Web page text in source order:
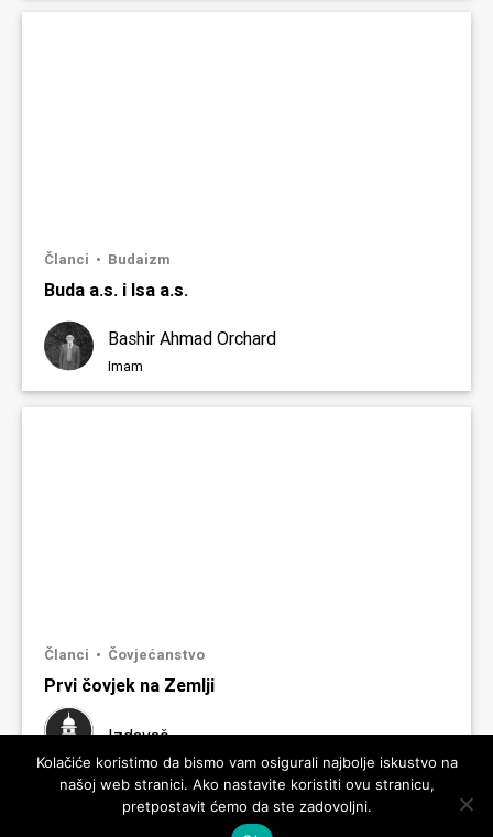
Članci Budaizm
Buda a.s. i Isa a.s.
Bashir Ahmad Orchard
Imam
Članci Čovjećanstvo
Prvi čovjek na Zemlji
Izdavač
Kolačiće koristimo da bismo vam osigurali najbolje iskustvo na
našoj web stranici. Ako nastavite koristiti ovu stranicu,
pretpostavit ćemo da ste zadovoljni.